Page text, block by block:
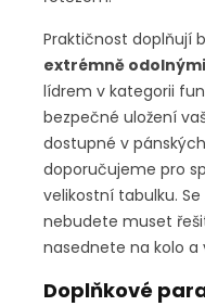
Praktičnost doplňují
extrémně odolnými
lídrem v kategorii
bezpečné uložení
dostupné v
doporučujeme pro
velikostní tabulku. Se
nebudete muset
nasednete na kolo a
Doplňkové